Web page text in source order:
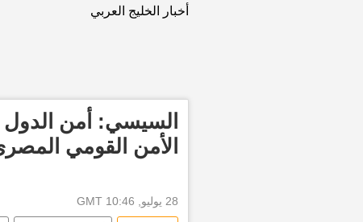
أخبار الخليج العربي
السيسي: أمن الدول
الأمن القومي
28 يوليو, 10:46 GMT